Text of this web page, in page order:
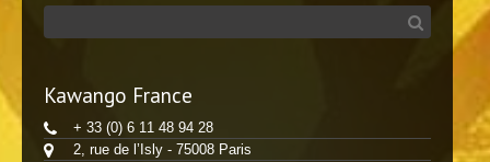
Kawango France
+ 33 (0) 6 11 48 94 28
2, rue de l’Isly - 75008 Paris